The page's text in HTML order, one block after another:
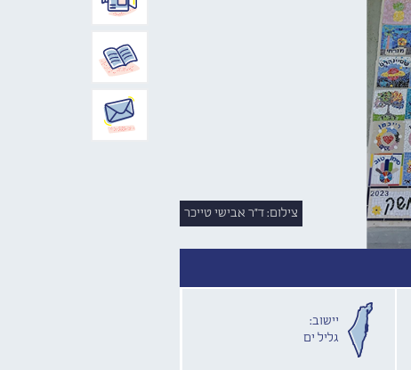
צילום: ד"ר אבישי טייכר
יישוב:
גליל ים